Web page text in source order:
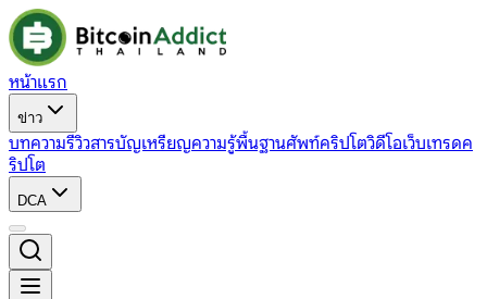
หน้าแรก
ข่าว
บทความรีวิวสารบัญเหรียญความรู้พื้นฐานศัพท์คริปโตวิดีโอเว็บเทรดค
ริปโต
DCA